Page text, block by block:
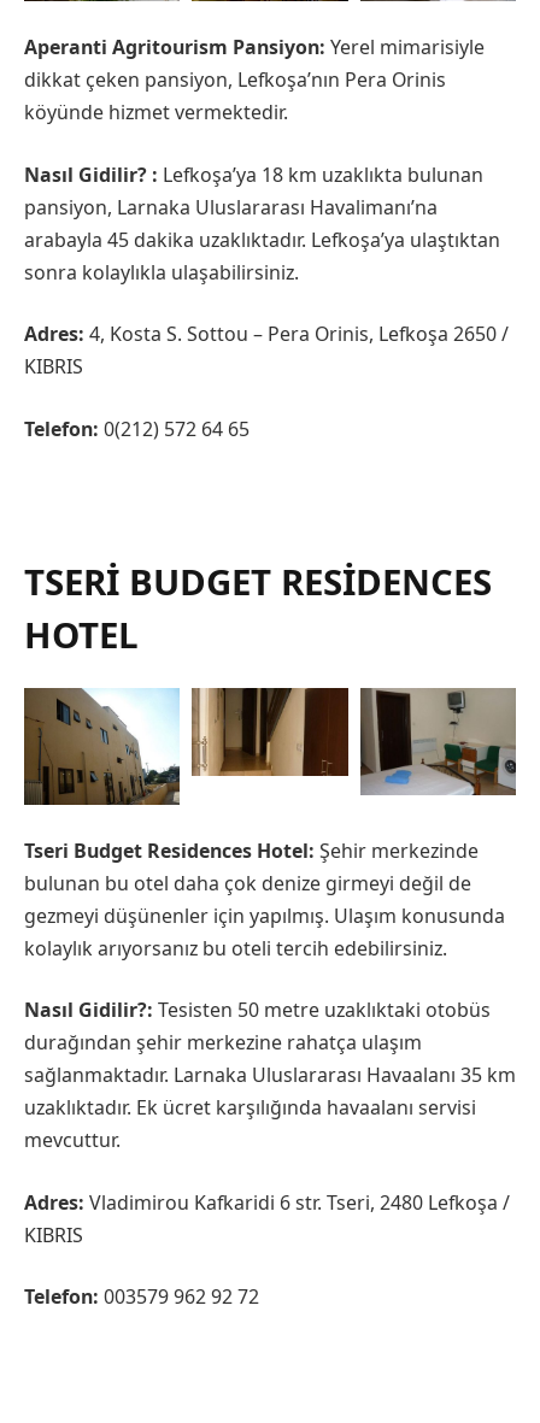
Aperanti Agritourism Pansiyon: Yerel mimarisiyle
dikkat çeken pansiyon, Lefkoşa’nın Pera Orinis
köyünde hizmet vermektedir.
Nasıl Gidilir? : Lefkoşa’ya 18 km uzaklıkta bulunan
pansiyon, Larnaka Uluslararası Havalimanı’na
arabayla 45 dakika uzaklıktadır. Lefkoşa’ya ulaştıktan
sonra kolaylıkla ulaşabilirsiniz.
Adres: 4, Kosta S. Sottou – Pera Orinis, Lefkoşa 2650 /
KIBRIS
Telefon: 0(212) 572 64 65
TSERI BUDGET RESIDENCES
HOTEL
Tseri Budget Residences Hotel: Şehir merkezinde
bulunan bu otel daha çok denize girmeyi değil de
gezmeyi düşünenler için yapılmış. Ulaşım konusunda
kolaylık arıyorsanız bu oteli tercih edebilirsiniz.
Nasıl Gidilir?: Tesisten 50 metre uzaklıktaki otobüs
durağından şehir merkezine rahatça ulaşım
sağlanmaktadır. Larnaka Uluslararası Havaalanı 35 km
uzaklıktadır. Ek ücret karşılığında havaalanı servisi
mevcuttur.
Adres: Vladimirou Kafkaridi 6 str. Tseri, 2480 Lefkoşa /
KIBRIS
Telefon: 003579 962 92 72